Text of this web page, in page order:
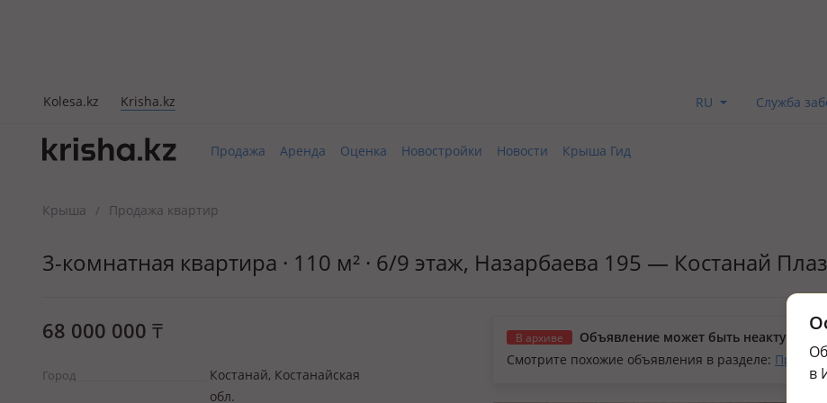
Kolesa.kz Krisha.kz RU Служба
Продажа Аренда Оценка Новостройки Новости Крыша Гид
Крыша / Продажа квартир
3-комнатная квартира · 110 м² · 6/9 этаж, Назарбаева 195 — Костанай
в
68 000 000 ₸
Город
Костанай, Костанайская
обл.
В архиве
Объявление может быть
Смотрите похожие объявления в разделе: